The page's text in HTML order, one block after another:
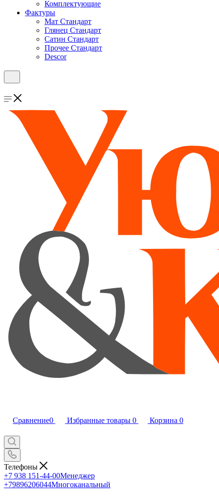
Комплектующие
Фактуры
Мат Стандарт
Глянец Стандарт
Сатин Стандарт
Прочее Стандарт
Descor
Сравнение0 Избранные товары 0 Корзина 0
Телефоны
+7 938 151-44-00Менеджер
+79896206044Многоканальный